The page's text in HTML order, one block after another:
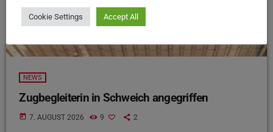
NEWS
Zugbegleiterin in Schweich angegriffen
today 7. AUGUST 2026 9 2
Cookie Settings Accept All